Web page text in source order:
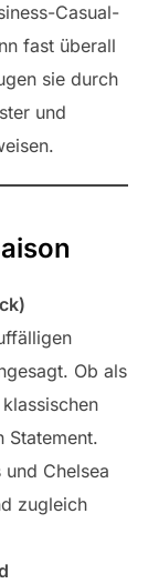
Casual-
fast überall
sie durch
und
Ob als
Statement.
Chelsea
zugleich